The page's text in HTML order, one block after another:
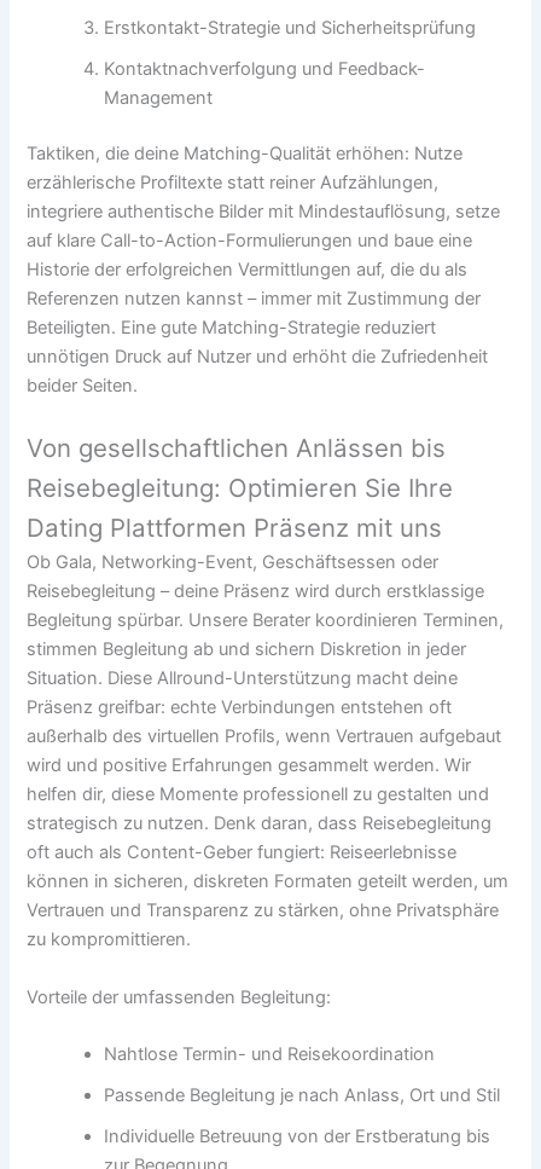
Erstkontakt-Strategie und Sicherheitsprüfung
Kontaktnachverfolgung und Feedback-
Management
Taktiken, die deine Matching-Qualität erhöhen: Nutze
erzählerische Profiltexte statt reiner Aufzählungen,
integriere authentische Bilder mit Mindestauflösung, setze
auf klare Call-to-Action-Formulierungen und baue eine
Historie der erfolgreichen Vermittlungen auf, die du als
Referenzen nutzen kannst – immer mit Zustimmung der
Beteiligten. Eine gute Matching-Strategie reduziert
unnötigen Druck auf Nutzer und erhöht die Zufriedenheit
beider Seiten.
Von gesellschaftlichen Anlässen bis
Reisebegleitung: Optimieren Sie Ihre
Dating Plattformen Präsenz mit uns
Ob Gala, Networking-Event, Geschäftsessen oder
Reisebegleitung – deine Präsenz wird durch erstklassige
Begleitung spürbar. Unsere Berater koordinieren Terminen,
stimmen Begleitung ab und sichern Diskretion in jeder
Situation. Diese Allround-Unterstützung macht deine
Präsenz greifbar: echte Verbindungen entstehen oft
außerhalb des virtuellen Profils, wenn Vertrauen aufgebaut
wird und positive Erfahrungen gesammelt werden. Wir
helfen dir, diese Momente professionell zu gestalten und
strategisch zu nutzen. Denk daran, dass Reisebegleitung
oft auch als Content-Geber fungiert: Reiseerlebnisse
können in sicheren, diskreten Formaten geteilt werden, um
Vertrauen und Transparenz zu stärken, ohne Privatsphäre
zu kompromittieren.
Vorteile der umfassenden Begleitung:
Nahtlose Termin- und Reisekoordination
Passende Begleitung je nach Anlass, Ort und Stil
Individuelle Betreuung von der Erstberatung bis